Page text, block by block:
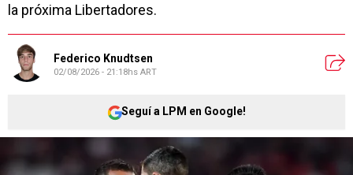
la próxima Libertadores.
Federico Knudtsen
02/08/2026 - 21:18hs ART
Seguí a LPM en Google!